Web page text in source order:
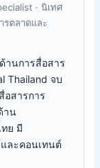
· นิเทศ
ตลาดและ
านการสื่อสาร
Thailand จบ
สารการ
าน
ย มี
ละคอนเทนต์